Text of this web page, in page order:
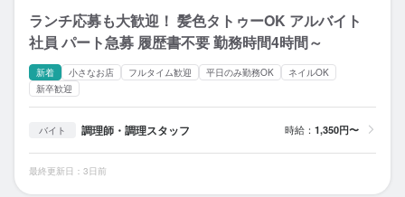
ランチ応募も大歓迎！ 髪色タトゥーOK アルバイト
社員 パート急募 履歴書不要 勤務時間4時間～
新着 小さなお店 フルタイム歓迎 平日のみ勤務OK
ネイルOK
新卒歓迎
バイト 調理師・調理スタッフ 時給： 1,350円〜
最終更新日：3日前